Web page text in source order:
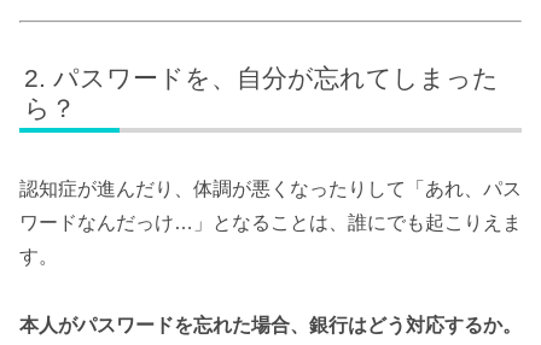
パスワードを、自分が忘れてしまった
ら？
認知症が進んだり、体調が悪くなったりして「あれ、パス
ワードなんだっけ…」となることは、誰にでも起こりえま
す。
本人がパスワードを忘れた場合、銀行はどう対応するか。